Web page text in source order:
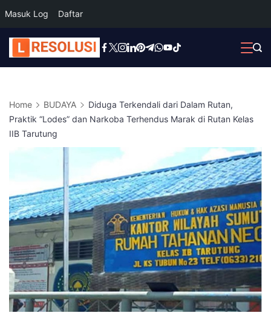
Masuk Log Daftar
Skip
to
Home BUDAYA
Diduga Terkendali dari Dalam Rutan,
Praktik “Lodes” dan Narkoba Terhendus Marak di Rutan Kelas
IIB Tarutung